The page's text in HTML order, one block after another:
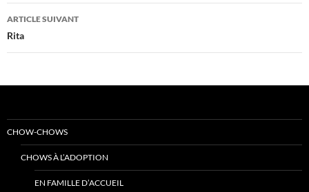
articles
ARTICLE SUIVANT
Rita
CHOW-CHOWS
CHOWS À L’ADOPTION
EN FAMILLE D’ACCUEIL